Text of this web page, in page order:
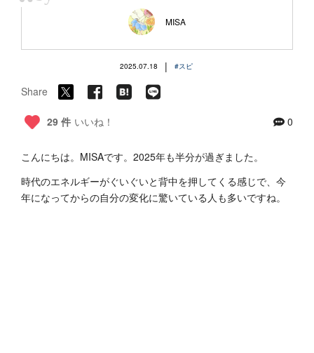
MISA
2025.07.18 | #スピ
Share
29 件 いいね！ 0
こんにちは。MISAです。2025年も半分が過ぎました。
時代のエネルギーがぐいぐいと背中を押してくる感じで、今
年になってからの自分の変化に驚いている人も多いですね。